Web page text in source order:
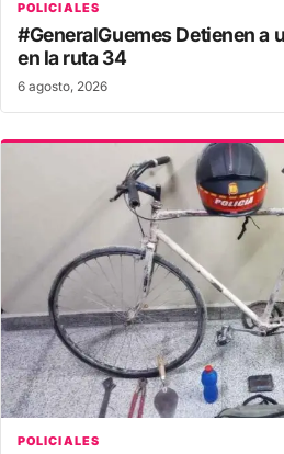
POLICIALES
#GeneralGuemes Detienen a
en la ruta 34
6 agosto, 2026
POLICIALES